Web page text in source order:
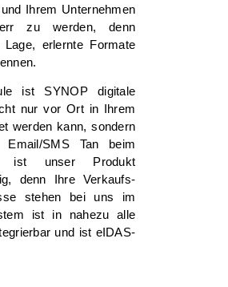
Ihrem Unternehmen
zu werden, denn
erlernte Formate
ist SYNOP digitale
nur vor Ort in Ihrem
werden kann, sondern
SMS Tan beim
ist unser Produkt
denn Ihre Verkaufs-
stehen bei uns im
ist in nahezu alle
und ist eIDAS-